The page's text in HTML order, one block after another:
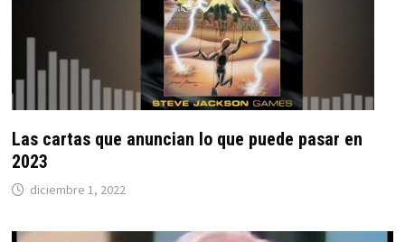
Las cartas que anuncian lo que puede pasar en
2023
diciembre 1, 2022